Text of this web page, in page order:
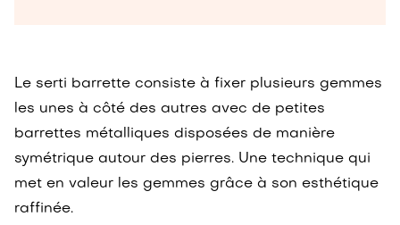
Le serti barrette consiste à fixer plusieurs gemmes
les unes à côté des autres avec de petites
barrettes métalliques disposées de manière
symétrique autour des pierres. Une technique qui
met en valeur les gemmes grâce à son esthétique
raffinée.